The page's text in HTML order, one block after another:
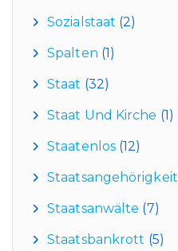
Sozialstaat (2)
Spalten (1)
Staat (32)
Staat Und Kirche (1)
Staatenlos (12)
Staatsangehörigkeit
Staatsanwälte (7)
Staatsbankrott (5)